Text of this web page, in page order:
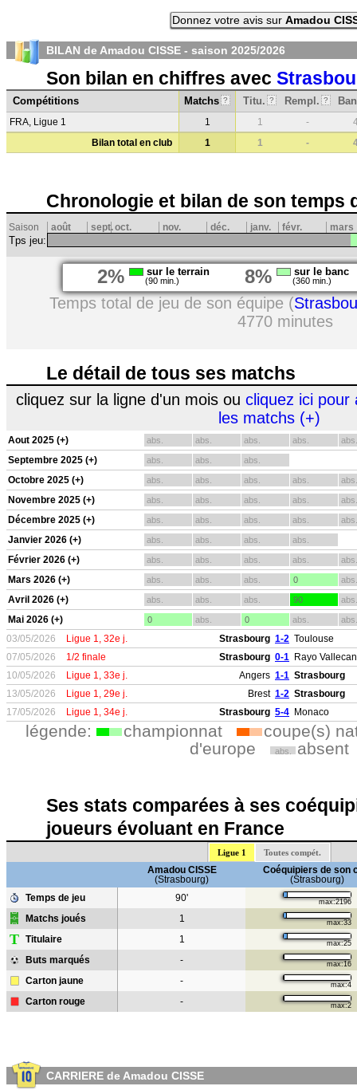
Donnez votre avis sur Amadou
BILAN de Amadou CISSE - saison 2025/2026
Son bilan en chiffres avec
Compétitions Matchs ? Titu. ? Rempl. ?
FRA, Ligue 1 1 1 -
Bilan total en club
1 1 -
Chronologie et bilan de son temps
Saison août sept.oct. nov. déc. janv. févr. mars
Tps jeu:
2% sur le terrain
(90 min.) 8% sur le banc
(360 min.)
Temps total de jeu de son équipe (
4770 minutes
Le détail de tous ses matchs
cliquez sur la ligne d'un mois ou cliquez ici pour
les matchs (+)
Aout 2025 (+) abs. abs. abs. abs. abs.
Septembre 2025 (+) abs. abs. abs.
Octobre 2025 (+) abs. abs. abs. abs. abs.
Novembre 2025 (+) abs. abs. abs. abs. abs.
Décembre 2025 (+) abs. abs. abs. abs. abs.
Janvier 2026 (+) abs. abs. abs. abs.
Février 2026 (+) abs. abs. abs. abs. abs.
Mars 2026 (+) abs. abs. abs. 0 abs.
Avril 2026 (+) abs. abs. abs. 90 abs.
Mai 2026 (+) 0 abs. 0 abs. abs.
03/05/2026 Ligue 1, 32e j. Strasbourg 1-2 Toulouse
07/05/2026
1/2 finale Strasbourg 0-1 Rayo
10/05/2026
Ligue 1, 33e j. Angers 1-1 Strasbourg
13/05/2026
Ligue 1, 29e j. Brest 1-2 Strasbourg
17/05/2026
Ligue 1, 34e j. Strasbourg 5-4 Monaco
légende: championnat
coupe(s)
d'europe
abs. absent
Ses stats comparées à ses
joueurs évoluant en France
Ligue 1 Toutes compét.
Amadou CISSE
(Strasbourg)
Coéquipiers de son
(Strasbourg)
Temps de jeu
90' max:2196
Matchs joués 1 max:33
T Titulaire 1 max:25
Buts marqués - max:16
Carton jaune - max:4
Carton rouge - max:2
CARRIERE de Amadou CISSE